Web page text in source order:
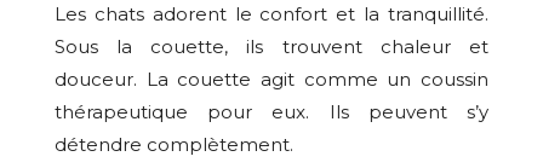
Les chats adorent le confort et la tranquillité.
Sous la couette, ils trouvent chaleur et
douceur. La couette agit comme un coussin
thérapeutique pour eux. Ils peuvent s’y
détendre complètement.